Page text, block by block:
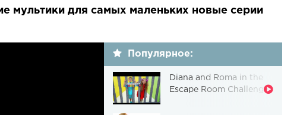
мультики для самых маленьких новые серии
Популярное:
Diana and Roma in the
Escape Room Challenge